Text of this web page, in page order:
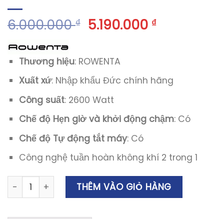
6.000.000₫ 5.190.000 ₫
Thương hiệu: ROWENTA
Xuất xứ: Nhập khẩu Đức chính hãng
Công suất: 2600 Watt
Chế độ Hẹn giờ và khởi động chậm: Có
Chế độ Tự động tắt máy: Có
Công nghệ tuần hoàn không khí 2 trong 1
Quạt Sưởi Rowenta HQ7112 2-in-1 số lượng
THÊM VÀO GIỎ HÀNG